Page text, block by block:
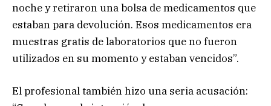
noche y retiraron una bolsa de medicamentos que
estaban para devolución. Esos medicamentos era
muestras gratis de laboratorios que no fueron
utilizados en su momento y estaban vencidos”.
El profesional también hizo una seria acusación: